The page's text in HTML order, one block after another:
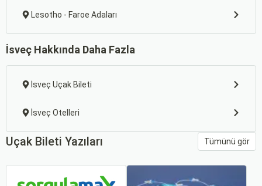
Lesotho - Faroe Adaları
İsveç Hakkında Daha Fazla
İsveç Uçak Bileti
İsveç Otelleri
Uçak Bileti Yazıları Tümünü gör